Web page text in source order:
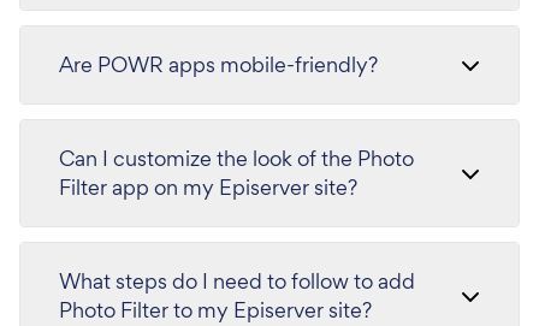
Are POWR apps mobile-friendly?
Can I customize the look of the Photo
Filter app on my Episerver site?
What steps do I need to follow to add
Photo Filter to my Episerver site?